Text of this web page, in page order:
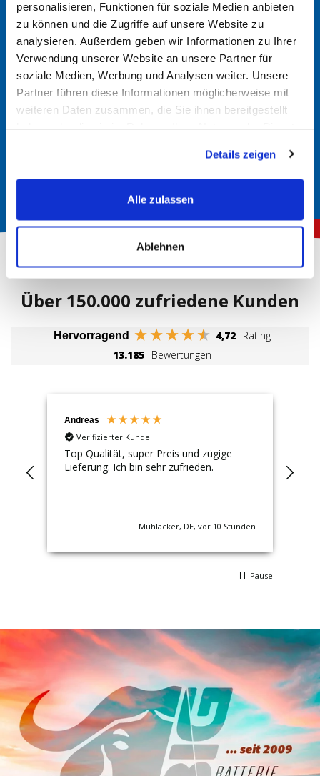
personalisieren, Funktionen für soziale Medien anbieten
zu können und die Zugriffe auf unsere Website zu
analysieren. Außerdem geben wir Informationen zu Ihrer
Verwendung unserer Website an unsere Partner für
soziale Medien, Werbung und Analysen weiter. Unsere
Partner führen diese Informationen möglicherweise mit
weiteren Daten zusammen, die Sie ihnen bereitgestellt
Details zeigen
Alle zulassen
Ablehnen
Sie so die passende Batterie für Ihr Fahrzeug finden. Bei
Fragen kommen Sie gerne auf uns zu.
Im Handbuch nachsehen
In der Regel finden Sie im Handbuch Ihres Fahrzeugs
die erforderlichen Spezifikationen und Größen angegeben.
Über 150.000 zufriedene Kunden
Hervorragend 4,72 Rating
13.185 Bewertungen
Andreas
Verifizierter Kunde
Top Qualität, super Preis und zügige
Lieferung. Ich bin sehr zufrieden.
Mühlacker, DE, vor 10 Stunden
Pause